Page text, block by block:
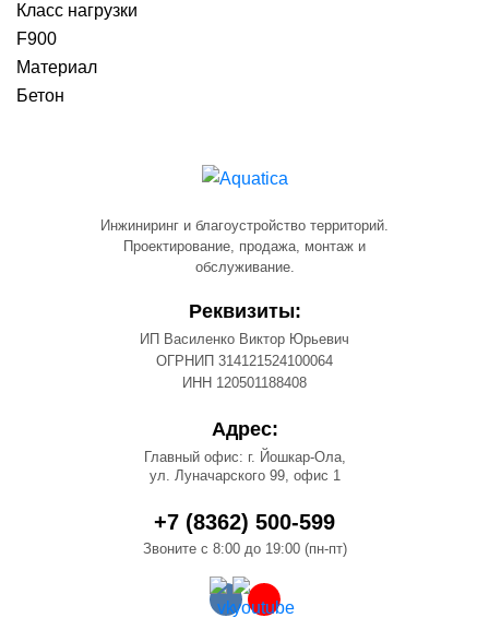
Класс нагрузки
F900
Материал
Бетон
Инжиниринг и благоустройство территорий.
Проектирование, продажа, монтаж и
обслуживание.
Реквизиты:
ИП Василенко Виктор Юрьевич
ОГРНИП 314121524100064
ИНН 120501188408
Адрес:
Главный офис: г. Йошкар-Ола,
ул. Луначарского 99, офис 1
+7 (8362) 500-599
Звоните с 8:00 до 19:00 (пн-пт)